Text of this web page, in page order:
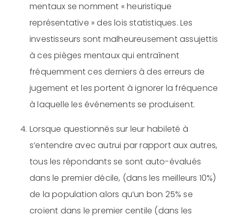
mentaux se nomment « heuristique
représentative » des lois statistiques. Les
investisseurs sont malheureusement assujettis
à ces pièges mentaux qui entraînent
fréquemment ces derniers à des erreurs de
jugement et les portent à ignorer la fréquence
à laquelle les événements se produisent.
Lorsque questionnés sur leur habileté à
s’entendre avec autrui par rapport aux autres,
tous les répondants se sont auto-évalués
dans le premier décile, (dans les meilleurs 10%)
de la population alors qu’un bon 25% se
croient dans le premier centile (dans les